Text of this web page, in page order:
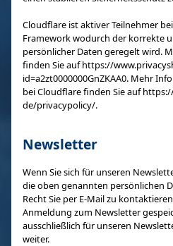
Cloudflare ist aktiver Teilnehmer
Framework wodurch der korrekte
persönlicher Daten geregelt wird.
finden Sie auf https://
id=a2zt0000000GnZKAA0. Mehr
bei Cloudflare finden Sie auf
de/privacypolicy/.
Newsletter
Wenn Sie sich für unseren
die oben genannten persönlichen
Recht Sie per E-Mail zu
Anmeldung zum Newsletter
ausschließlich für unseren
weiter.